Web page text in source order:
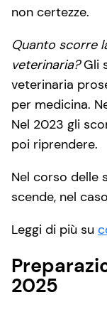
non certezze.
Quanto scorre
veterinaria?Gli
veterinaria
per medicina.
Nel 2023 gli
poi riprendere.
Nel corso delle
scende, nel
Leggi di più su
2025